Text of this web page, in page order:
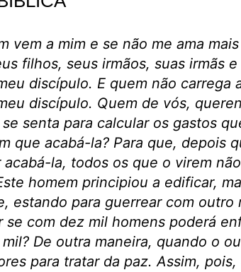
vem a mim e se não me ama
filhos, seus irmãos, suas irmãs
discípulo. E quem não carrega
discípulo. Quem de vós,
senta para calcular os gastos
que acabá-la? Para que, depois
acabá-la, todos os que o virem
homem principiou a edificar,
estando para guerrear com outro
se com dez mil homens poderá
De outra maneira, quando o
para tratar da paz. Assim,